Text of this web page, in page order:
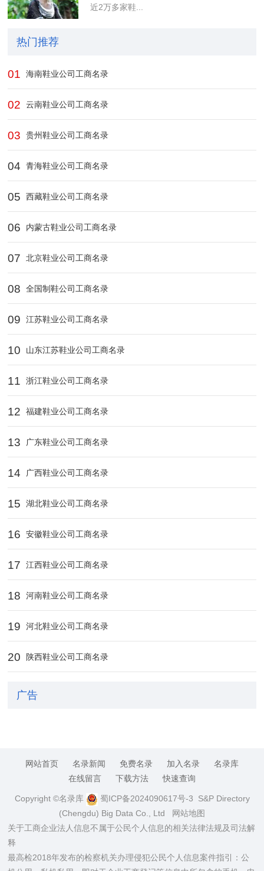
近2万多家鞋...
热门推荐
01 海南鞋业公司工商名录
02 云南鞋业公司工商名录
03 贵州鞋业公司工商名录
04 青海鞋业公司工商名录
05 西藏鞋业公司工商名录
06 内蒙古鞋业公司工商名录
07 北京鞋业公司工商名录
08 全国制鞋公司工商名录
09 江苏鞋业公司工商名录
10 山东江苏鞋业公司工商名录
11 浙江鞋业公司工商名录
12 福建鞋业公司工商名录
13 广东鞋业公司工商名录
14 广西鞋业公司工商名录
15 湖北鞋业公司工商名录
16 安徽鞋业公司工商名录
17 江西鞋业公司工商名录
18 河南鞋业公司工商名录
19 河北鞋业公司工商名录
20 陕西鞋业公司工商名录
广告
网站首页 名录新闻 免费名录 加入名录
名录库
在线留言
下载方法 快速查询
Copyright ©名录库 蜀ICP备2024090617号-3 S&P Directory
(Chengdu) Big Data Co., Ltd
网站地图
关于工商企业法人信息不属于公民个人信息的相关法律法规及司法解
释
最高检2018年发布的检察机关办理侵犯公民个人信息案件指引：公